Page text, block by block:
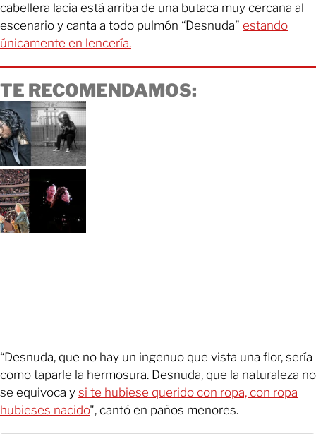
cabellera lacia está arriba de una butaca muy cercana al
escenario y canta a todo pulmón “Desnuda” estando
únicamente en lencería.
TE RECOMENDAMOS:
“Desnuda, que no hay un ingenuo que vista una flor, sería
como taparle la hermosura. Desnuda, que la naturaleza no
se equivoca y si te hubiese querido con ropa, con ropa
hubieses nacido", cantó en paños menores.